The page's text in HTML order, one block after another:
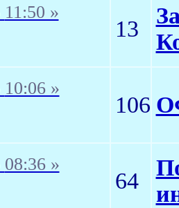
11:50 »
13
10:06 »
106
08:36 »
64